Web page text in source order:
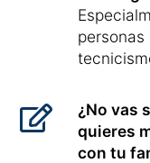
¿No vas
quieres
con tu